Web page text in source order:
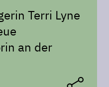
Terri Lyne
an der